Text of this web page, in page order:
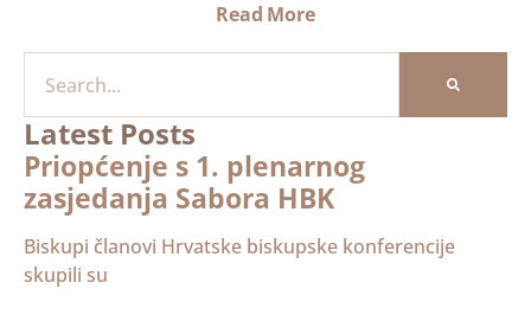
Read More
Latest Posts
Priopćenje s 1. plenarnog
zasjedanja Sabora HBK
Biskupi članovi Hrvatske biskupske konferencije
skupili su